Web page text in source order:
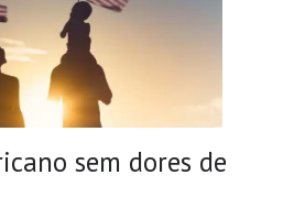
sem dores de